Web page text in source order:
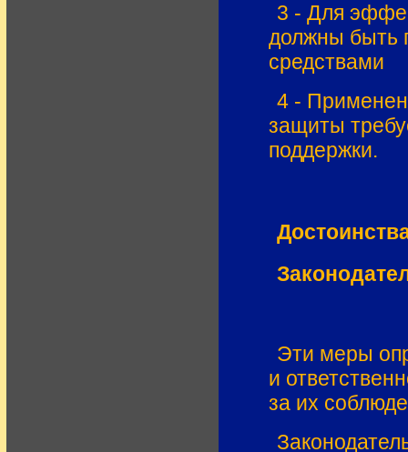
3 - Для
должны быть
средствами
4 -
защиты
поддержки.
Эти меры
и
за их